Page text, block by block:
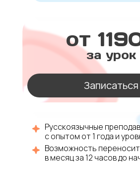
от
за урок
Записаться
Русскоязычные
с опытом от 1 года и
Возможность
в месяц за 12 часов до